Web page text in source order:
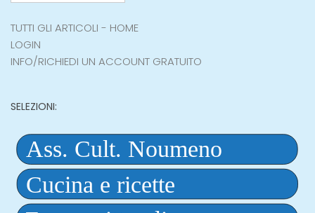
TUTTI GLI ARTICOLI - HOME
LOGIN
INFO/RICHIEDI UN ACCOUNT GRATUITO
SELEZIONI: